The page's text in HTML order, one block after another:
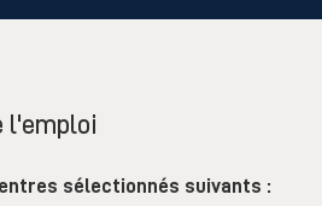
l'emploi
sélectionnés suivants :